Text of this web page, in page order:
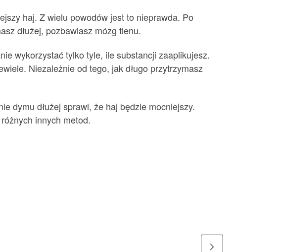
haj. Z wielu powodów jest to nieprawda. Po
dłużej, pozbawiasz mózg tlenu.
wykorzystać tylko tyle, ile substancji zaaplikujesz.
Niezależnie od tego, jak długo przytrzymasz
dymu dłużej sprawi, że haj będzie mocniejszy.
innych metod.